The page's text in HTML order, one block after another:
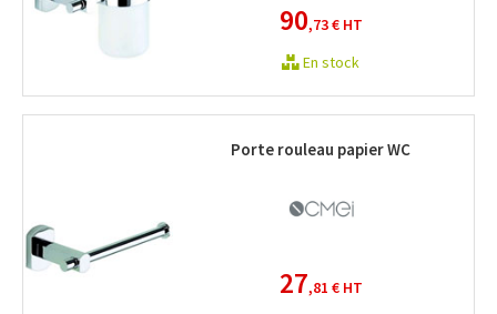
90,73 €HT
En stock
Porte rouleau papier WC
27,81 €HT